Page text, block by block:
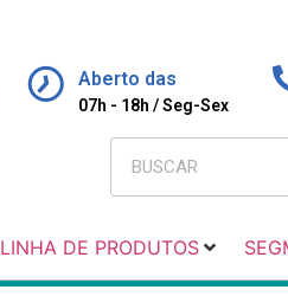
Aberto das
07h - 18h / Seg-Sex
LINHA DE PRODUTOS